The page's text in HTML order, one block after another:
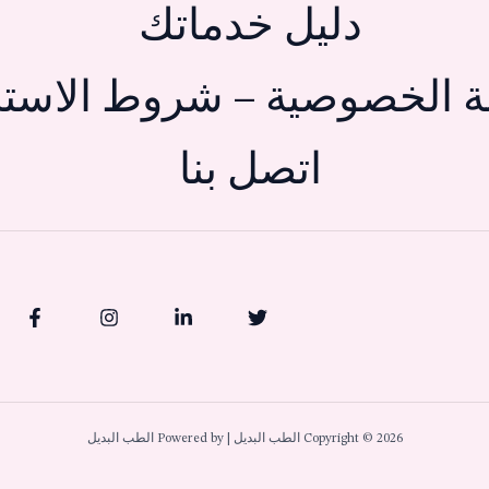
دليل خدماتك
الخصوصية – شروط
اتصل بنا
Copyright © 2026 الطب البديل | Powered by الطب البديل